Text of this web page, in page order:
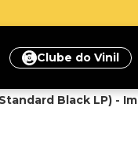
Clube do Vinil
Black LP) -